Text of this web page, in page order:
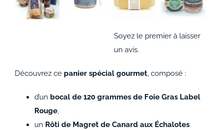
Soyez le premier à laisser
un avis.
Découvrez ce panier spécial gourmet, composé :
d’un bocal de 120 grammes de Foie Gras Label
Rouge,
un Rôti de Magret de Canard aux Échalotes